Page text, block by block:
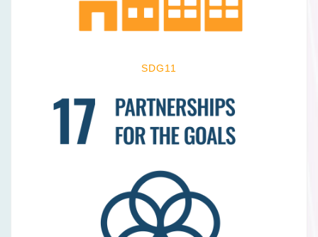
SDG11